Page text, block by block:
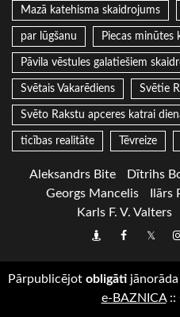
Mazā katehisma skaidrojums
par lūgšanu Piecas minūtes
Pāvila vēstules galatiešiem
Svētais Vakarēdiens Svētie
Svēto Rakstu apceres katrai
ticības realitāte Tēvreize
Aleksandrs Bite Dītrihs
Georgs Mancelis
Ilārs
Karls F. V. Valters
DraugiemFacebook
Pārpublicējot obligāti
e-BAZNICA::